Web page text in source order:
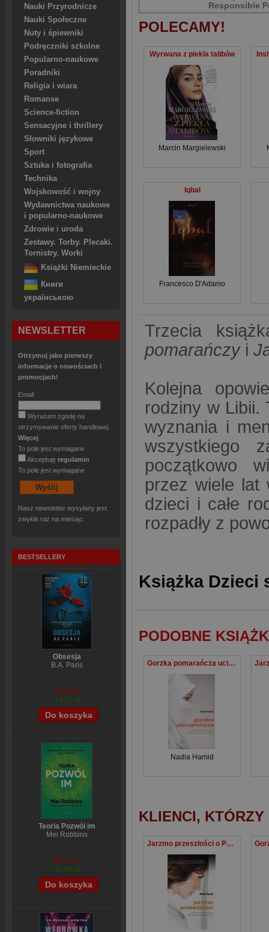
Nauki Przyrodnicze
Nauki Społeczne
Nuty i śpiewniki
Podręczniki szkolne
Popularno-naukowe
Poradniki
Religia i wiara
Romanse
Science-fiction
Sensacyjne i thrillery
Słowniki językowe
Sport
Sztuka i fotografia
Technika
Wojskowość i wojny
Wydawnictwa naukowe
i popularno-naukowe
Zdrowie i uroda
Zestawy. Torby. Plecaki.
Tornistry. Worki
Książki Niemieckie
Книги
українською
NEWSLETTER
Otrzymuj jako pierwszy
informacje o nowościach i
promocjach!
Email:
Wyrażam zgodę na
otrzymywanie oferty handlowej.
Więcej
To pole jest wymagane
Akceptuję regulamin
To pole jest wymagane
Nasz newsletter wysyłany jest
zwykle raz na miesiąc.
BESTSELLERY
Obsesja
B.A. Paris
54,39 zł
43,71 zł
Teoria Pozwól im
Mel Robbins
59,74 zł
45,06 zł
Responsible
POLECAMY!
Wyrwana z piekła talibów
Marcin Margielewski
Iqbal
Francesco D'Adamo
Trzecia
pomarańczy i
Kolejna
rodziny w Libii.
wyznania i
wszystkiego
początkowo
przez wiele lat
dzieci i całe
rozpadły z
Książka Dzieci
PODOBNE
Gorzka pomarańcza ucieczka ze świata islamu historia Polki, żony muzułmanina
Nadia Hamid
KLIENCI,
Jarzmo przeszłości o Polce, żonie muzułmanina, która uciekła z islamskiego "raju"